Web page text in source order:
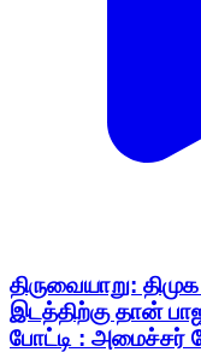
திருவையாறு:
இடத்திற்கு தான்
போட்டி : அமைச்சர்